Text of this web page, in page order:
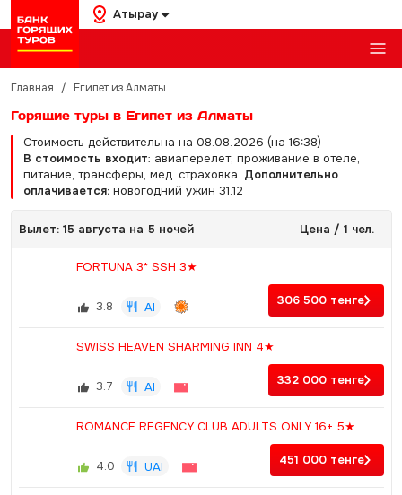
Атырау
Главная / Египет из Алматы
Горящие туры в Египет из Алматы
Стоимость действительна на 08.08.2026 (на 16:38)
В стоимость входит: авиаперелет, проживание в отеле,
питание, трансферы, мед. страховка. Дополнительно
оплачивается:новогодний ужин 31.12
Вылет: 15 августа на 5 ночей Цена / 1 чел.
FORTUNA 3* SSH 3★
3.8 AI 306 500 тенге
SWISS HEAVEN SHARMING INN 4★
3.7 AI 332 000 тенге
ROMANCE REGENCY CLUB ADULTS ONLY 16+ 5★
4.0 UAI 451 000 тенге